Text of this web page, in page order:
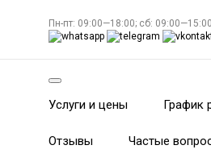
Пн-пт: 09:00—18:00; сб: 09:00—15:00
Услуги и цены График
Отзывы Частые